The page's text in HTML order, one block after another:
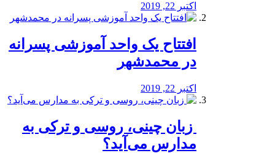
اکتبر 22, 2019
افتتاح یک واحد آموزشی پسرانه
در محمدشهر
اکتبر 22, 2019
️ زبان چینی، روسی و ترکی به
مدارس می‌آید؟